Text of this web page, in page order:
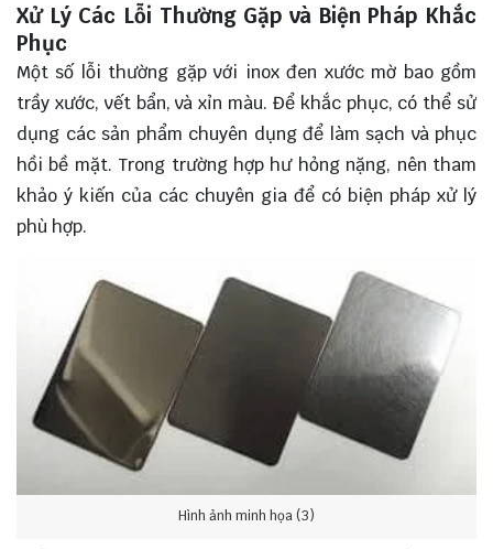
Xử Lý Các Lỗi Thường Gặp và Biện Pháp Khắc
Phục
Một số lỗi thường gặp với inox đen xước mờ bao gồm
trầy xước, vết bẩn, và xỉn màu. Để khắc phục, có thể sử
dụng các sản phẩm chuyên dụng để làm sạch và phục
hồi bề mặt. Trong trường hợp hư hỏng nặng, nên tham
khảo ý kiến của các chuyên gia để có biện pháp xử lý
phù hợp.
Hình ảnh minh họa (3)